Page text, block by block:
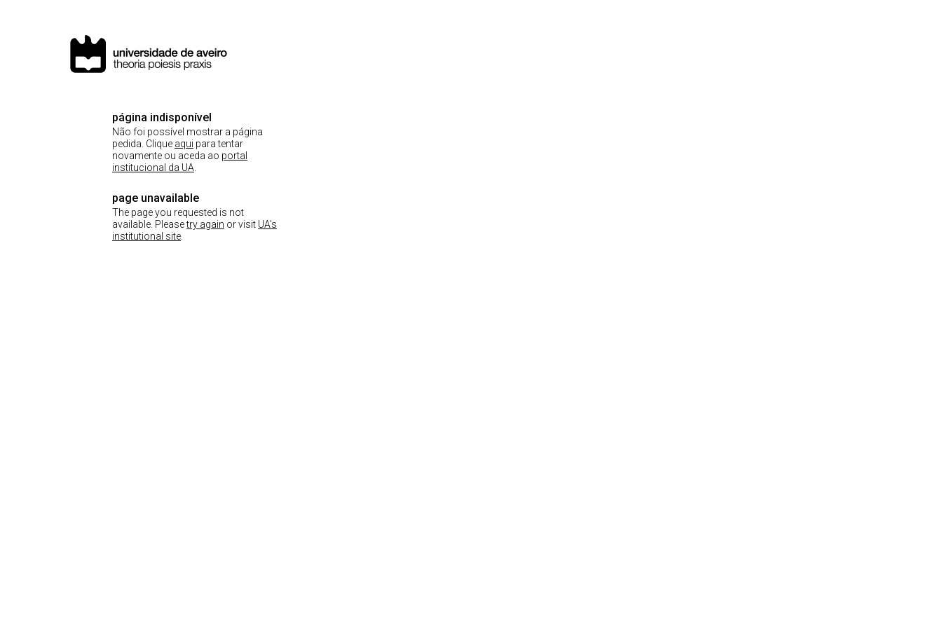
página indisponível
Não foi possível mostrar a página
pedida. Clique aqui para tentar
novamente ou aceda ao portal
institucional da UA
page unavailable
The page you requested is not
available. Pleasetry again or visit UA's
institutional site